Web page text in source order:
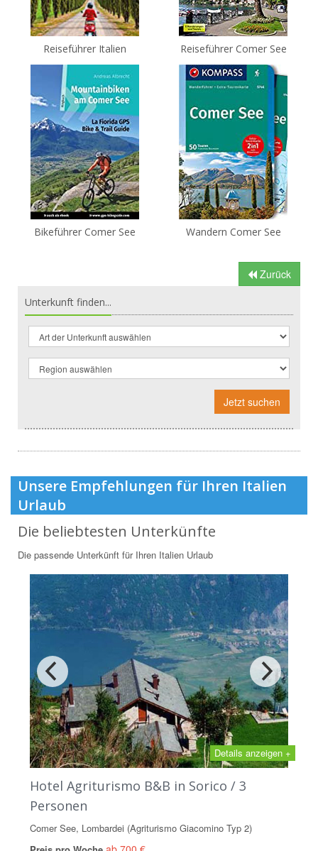
Reiseführer Italien Reiseführer Comer See
Bikeführer Comer See Wandern Comer See
Zurück
Unterkunft finden...
Jetzt suchen
Unsere Empfehlungen für Ihren Italien
Urlaub
Die beliebtesten Unterkünfte
Die passende Unterkünft für Ihren Italien Urlaub
Details anzeigen +
Hotel Agriturismo B&B in Sorico / 3
Personen
Comer See, Lombardei (Agriturismo Giacomino Typ 2)